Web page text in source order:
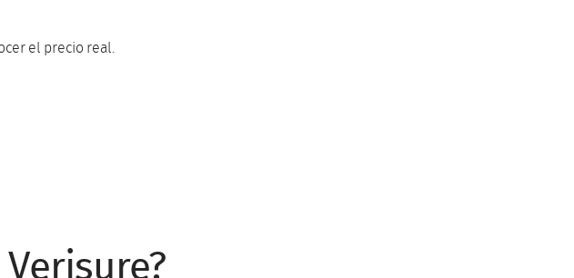
el precio real.